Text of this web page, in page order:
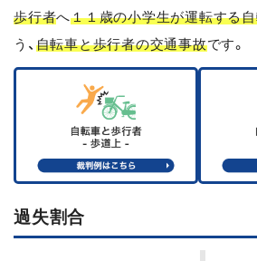
歩行者へ１１歳の小学生が運転する
う、 自転車と歩行者の交通事故です。
過失割合